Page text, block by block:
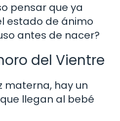
pensar que ya
estado de ánimo
antes de nacer?
del Vientre
materna, hay un
llegan al bebé